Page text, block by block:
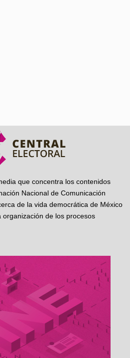
que concentra los contenidos
Nacional de Comunicación
de la vida democrática de México
de los procesos